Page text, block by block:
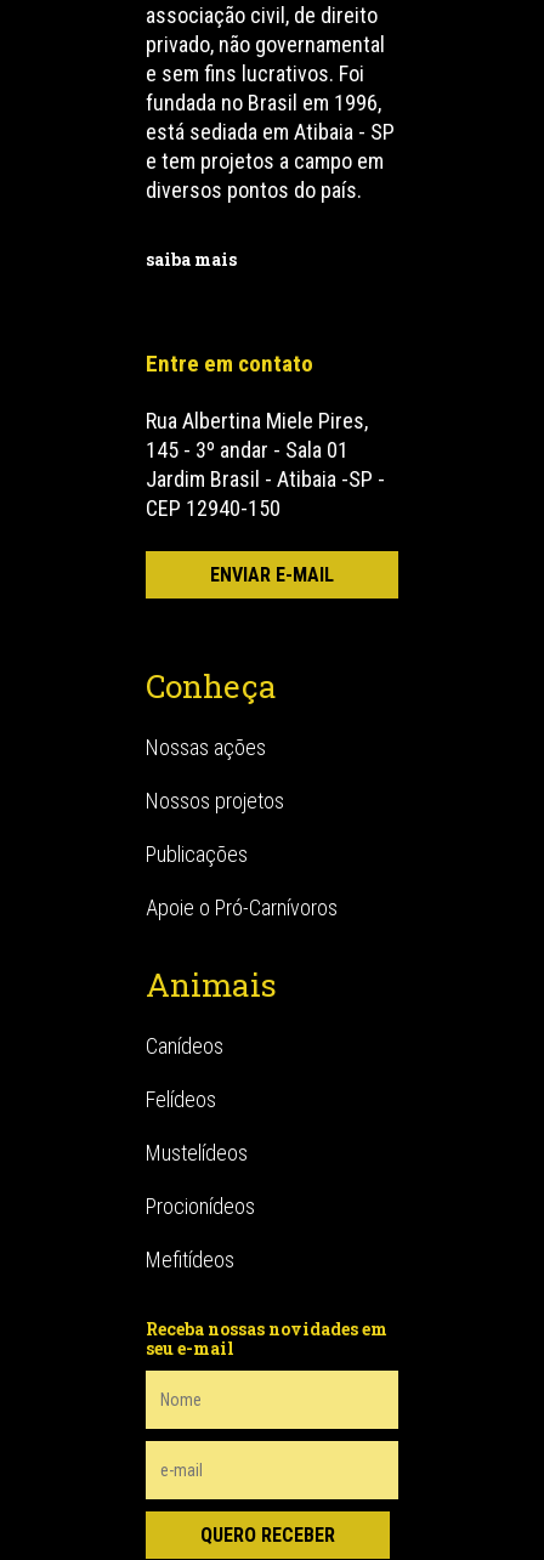
associação civil, de direito
privado, não governamental
e sem fins lucrativos. Foi
fundada no Brasil em 1996,
está sediada em Atibaia - SP
e tem projetos a campo em
diversos pontos do país.
saiba mais
Entre em contato
Rua Albertina Miele Pires,
145 - 3º andar - Sala 01
Jardim Brasil - Atibaia -SP -
CEP 12940-150
Conheça
Nossas ações
Nossos projetos
Publicações
Apoie o Pró-Carnívoros
Animais
Canídeos
Felídeos
Mustelídeos
Procionídeos
Mefitídeos
Receba nossas novidades em
seu e-mail